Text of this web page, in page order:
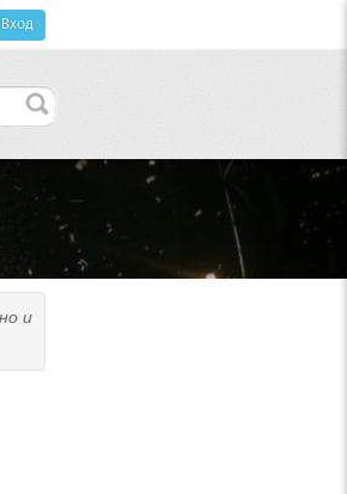
Вход
и